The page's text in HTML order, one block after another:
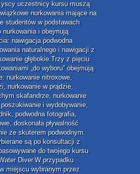
uczestnicy kursu muszą
nurkowania mające na
studentów w podstawach
nurkowania i obejmują
nawigacja podwodna
naturalnego i nawigacji z
głębokie.Trzy z pięciu
„do wyboru” obejmują
nurkowanie nitroxowe,
nurkowanie w prądzie,
skafandrze, nurkowanie
i wydobywanie,
podwodna fotografia,
doskonała pływalność
ze skuterem podwodnym.
są po konsultacji z
do twojego kursu
Diver.W przypadku
miejscu wybranym przez